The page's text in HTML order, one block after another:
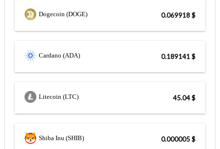
Dogecoin (DOGE) $ 0.069918
Cardano (ADA) $ 0.189141
Litecoin (LTC) $ 45.04
Shiba Inu (SHIB) $ 0.000005